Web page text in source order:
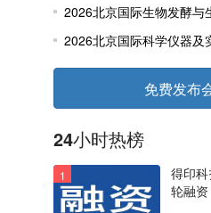
2026北京国际生物发酵与
2026北京国际科学仪器及
免费发布
24小时热榜
1
得印
轮融